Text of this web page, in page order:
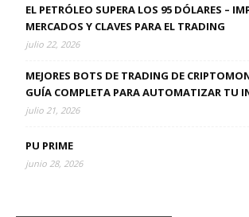
EL PETRÓLEO SUPERA LOS 95 DÓLARES –
MERCADOS Y CLAVES PARA EL TRADING
julio 22, 2026
MEJORES BOTS DE TRADING DE
GUÍA COMPLETA PARA AUTOMATIZAR TU
julio 21, 2026
PU PRIME
junio 28, 2026